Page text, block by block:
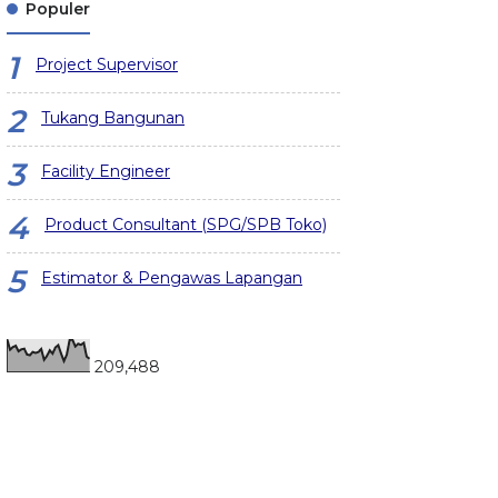
Populer
Project Supervisor
Tukang Bangunan
Facility Engineer
Product Consultant (SPG/SPB Toko)
Estimator & Pengawas Lapangan
209,488